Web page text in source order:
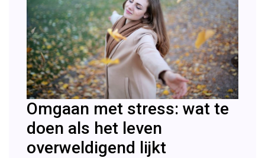
Omgaan met stress: wat te
doen als het leven
overweldigend lijkt